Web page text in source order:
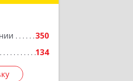
350
134
Подробнее